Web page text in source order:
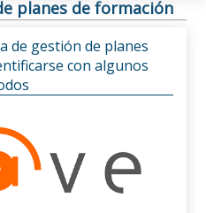
planes de formación
de gestión de planes
con algunos